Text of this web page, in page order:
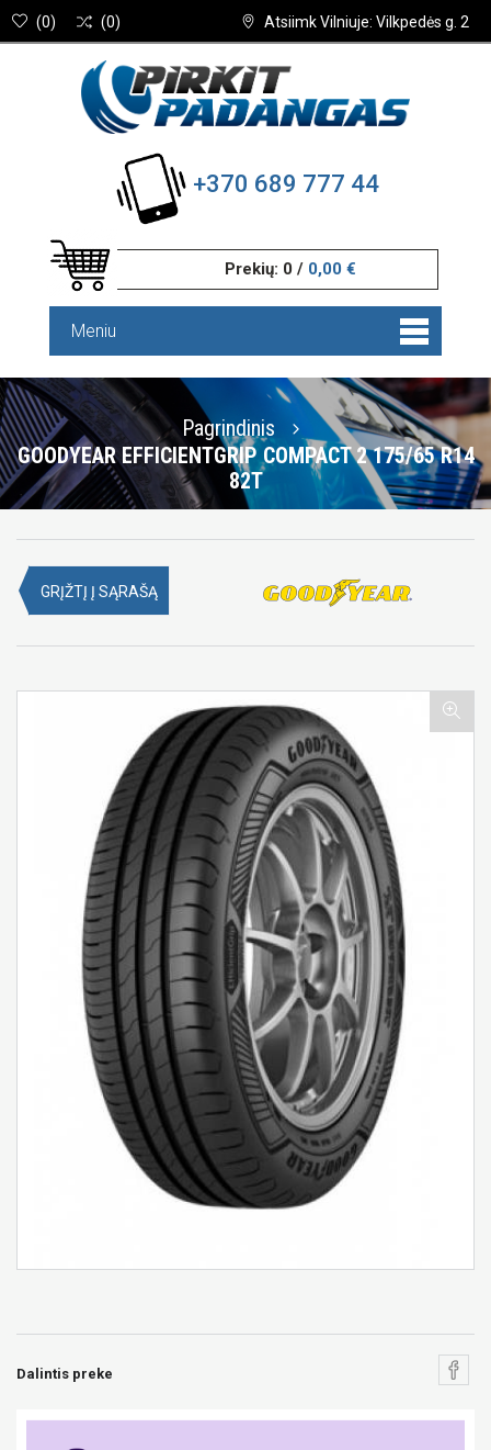
Atsiimk Vilniuje: Vilkpedės g. 2
(0) (0)
+370 689 777 44
Prekių: 0 / 0,00 €
Meniu
Pagrindinis
GOODYEAR EFFICIENTGRIP COMPACT 2 175/65 R14
82T
GRĮŽTĮ Į SĄRAŠĄ
Dalintis preke